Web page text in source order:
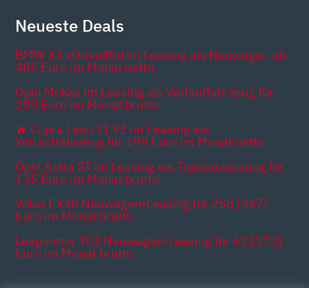
Neueste Deals
BMW X3 xDrive40d im Leasing als Neuwagen ab
485 Euro im Monat netto
Opel Mokka im Leasing als Vorlauffahrzeug für
200 Euro im Monat brutto
🔥 Cupra Leon ST VZ im Leasing als
Vorlauffahrzeug für 199 Euro im Monat netto
Opel Astra ST im Leasing als Tageszulassung für
135 Euro im Monat brutto
Volvo EX30 Neuwagen-Leasing für 258 [397]
Euro im Monat brutto
Leapmotor T03 Neuwagen-Leasing für 62 [173]
Euro im Monat brutto